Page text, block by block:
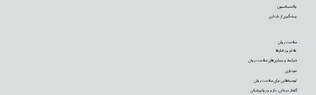
سلامت روان
علائم و رفتارها
شرایط و بیماری‌های سلامت روان
خودیاری
توصیه‌‌هایی برای سلامت روان
گفتار درمانی، دارو و روانپزشکی
واکسیناسیون
پیشگیری از بارداری